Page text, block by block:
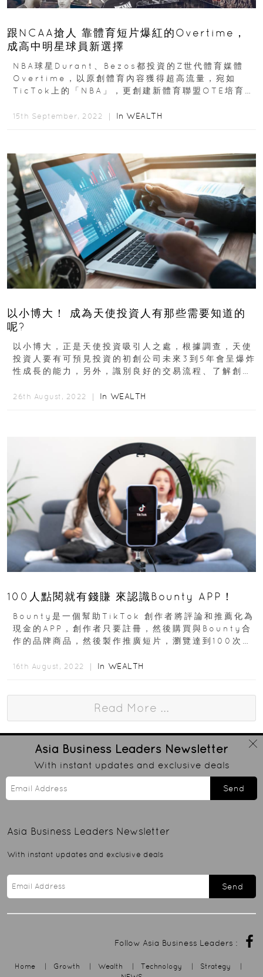
跟NCAA搶人 靠體育短片爆紅的Overtime，
成高中明星球員新選擇
NBA球星Durant、Bezos都投資的Z世代體育媒體
Overtime，以原創體育內容獲得超高流量，宛如
TicTok上的「NBA」，更創建新體育聯盟OTE培育高
15th September, 2022 ｜ In WEALTH
以小博大！ 成為天使投資人有那些需要知道的
呢?
以小博大，正是天使投資吸引人之處，根據調查，天使
投資人要有可預見投資的初創公司未來3到5年會呈爆炸
性成長的能力，另外，識別良好的交易流程、了解創始
件...
26th August, 2022 ｜ In WEALTH
100人點閱就有錢賺 來認識Bounty APP！
Bounty是一個幫助TikTok 創作者將評論和推薦化為
現金的APP，創作者只要註冊，然後購買與Bounty合
作的品牌商品，然後製作推廣短片，瀏覽達到100次就
16th August, 2022 ｜ In WEALTH
Read More ...
Asia Business Leaders Newsletter
With instant updates and exclusive deals
Send
Asia Business Leaders Newsletter
With instant updates and exclusive deals
Send
Follow Asia Business Leaders :
Home | Growth | Wealth | Technology | Strategy
|